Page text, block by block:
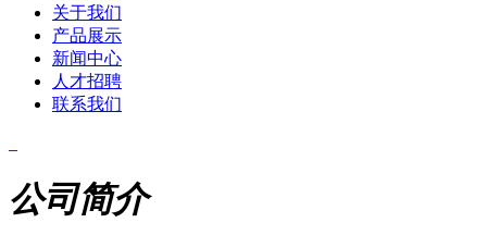
关于我们
产品展示
新闻中心
人才招聘
联系我们
公司简介